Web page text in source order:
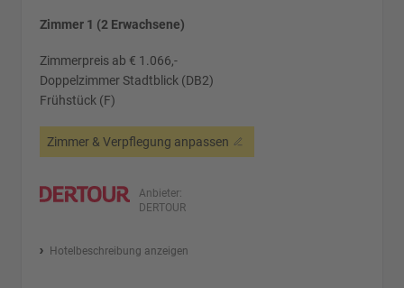
Zimmer 1 (2 Erwachsene)
Zimmerpreis ab € 1.066,-
Doppelzimmer Stadtblick (DB2)
Frühstück (F)
Zimmer & Verpflegung anpassen
Anbieter:
DERTOUR
Hotelbeschreibung anzeigen